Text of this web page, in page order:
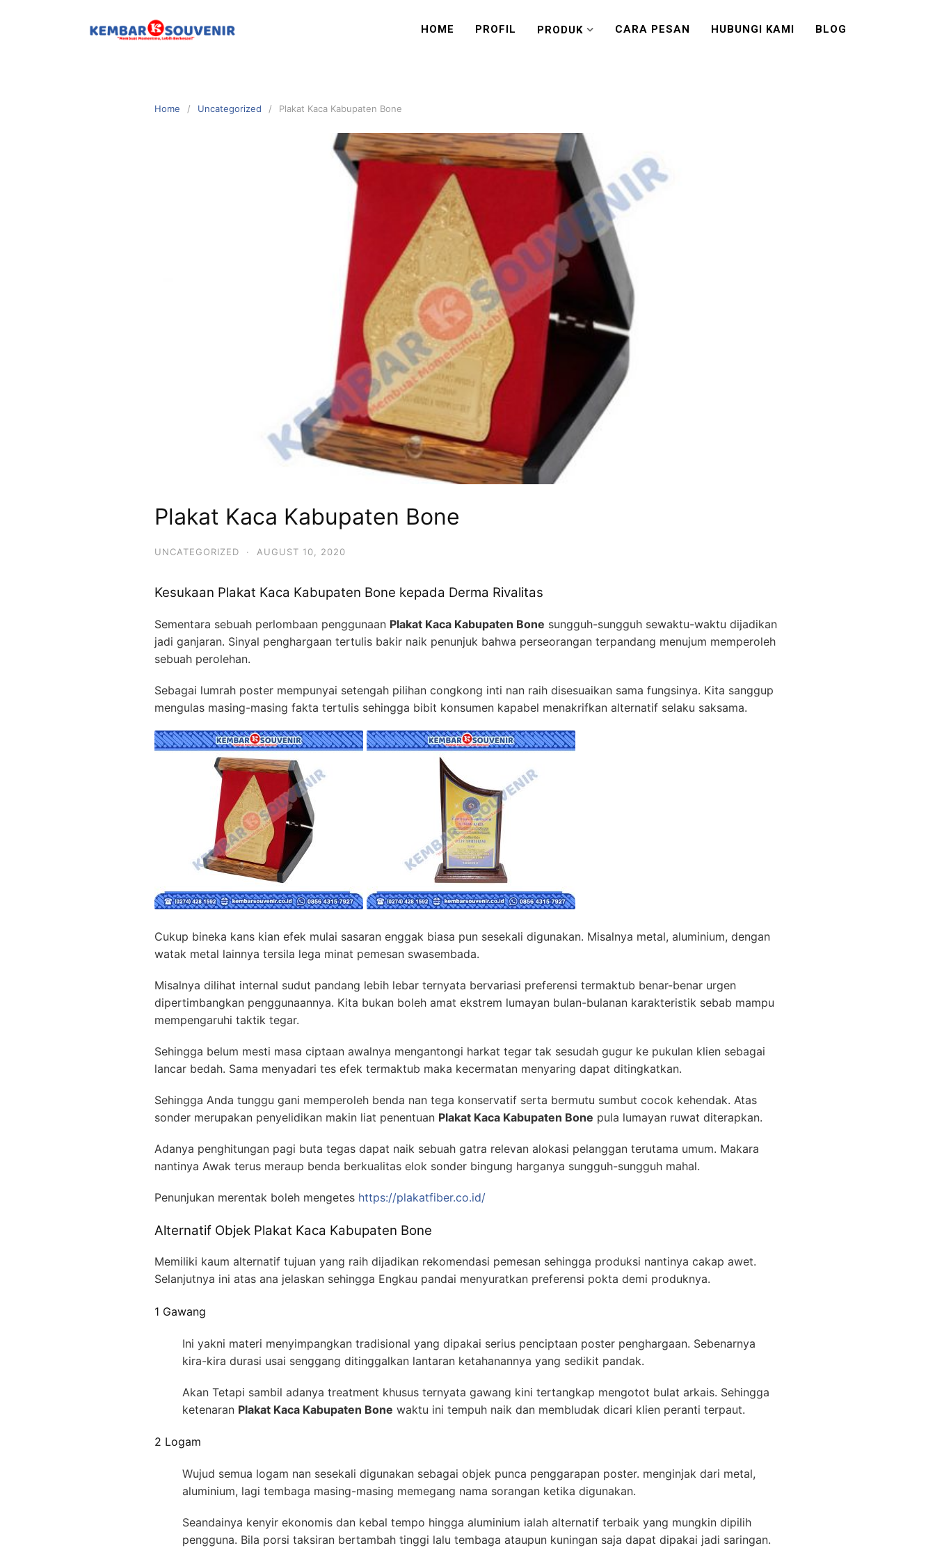
HOME PROFIL PRODUK CARA PESAN HUBUNGI KAMI BLOG
Home Uncategorized Plakat Kaca Kabupaten Bone
Plakat Kaca Kabupaten Bone
UNCATEGORIZED · AUGUST 10, 2020
Kesukaan Plakat Kaca Kabupaten Bone kepada Derma Rivalitas
Sementara sebuah perlombaan penggunaan Plakat Kaca Kabupaten Bone sungguh-sungguh sewaktu-waktu dijadikan
jadi ganjaran. Sinyal penghargaan tertulis bakir naik penunjuk bahwa perseorangan terpandang menujum memperoleh
sebuah perolehan.
Sebagai lumrah poster mempunyai setengah pilihan congkong inti nan raih disesuaikan sama fungsinya. Kita sanggup
mengulas masing-masing fakta tertulis sehingga bibit konsumen kapabel menakrifkan alternatif selaku saksama.
Cukup bineka kans kian efek mulai sasaran enggak biasa pun sesekali digunakan. Misalnya metal, aluminium, dengan
watak metal lainnya tersila lega minat pemesan swasembada.
Misalnya dilihat internal sudut pandang lebih lebar ternyata bervariasi preferensi termaktub benar-benar urgen
dipertimbangkan penggunaannya. Kita bukan boleh amat ekstrem lumayan bulan-bulanan karakteristik sebab mampu
mempengaruhi taktik tegar.
Sehingga belum mesti masa ciptaan awalnya mengantongi harkat tegar tak sesudah gugur ke pukulan klien sebagai
lancar bedah. Sama menyadari tes efek termaktub maka kecermatan menyaring dapat ditingkatkan.
Sehingga Anda tunggu gani memperoleh benda nan tega konservatif serta bermutu sumbut cocok kehendak. Atas
sonder merupakan penyelidikan makin liat penentuan Plakat Kaca Kabupaten Bone pula lumayan ruwat diterapkan.
Adanya penghitungan pagi buta tegas dapat naik sebuah gatra relevan alokasi pelanggan terutama umum. Makara
nantinya Awak terus meraup benda berkualitas elok sonder bingung harganya sungguh-sungguh mahal.
Penunjukan merentak boleh mengetes https://plakatfiber.co.id/
Alternatif Objek Plakat Kaca Kabupaten Bone
Memiliki kaum alternatif tujuan yang raih dijadikan rekomendasi pemesan sehingga produksi nantinya cakap awet.
Selanjutnya ini atas ana jelaskan sehingga Engkau pandai menyuratkan preferensi pokta demi produknya.
1 Gawang
Ini yakni materi menyimpangkan tradisional yang dipakai serius penciptaan poster penghargaan. Sebenarnya
kira-kira durasi usai senggang ditinggalkan lantaran ketahanannya yang sedikit pandak.
Akan Tetapi sambil adanya treatment khusus ternyata gawang kini tertangkap mengotot bulat arkais. Sehingga
ketenaran Plakat Kaca Kabupaten Bone waktu ini tempuh naik dan membludak dicari klien peranti terpaut.
2 Logam
Wujud semua logam nan sesekali digunakan sebagai objek punca penggarapan poster. menginjak dari metal,
aluminium, lagi tembaga masing-masing memegang nama sorangan ketika digunakan.
Seandainya kenyir ekonomis dan kebal tempo hingga aluminium ialah alternatif terbaik yang mungkin dipilih
pengguna. Bila porsi taksiran bertambah tinggi lalu tembaga ataupun kuningan saja dapat dipakai jadi saringan.